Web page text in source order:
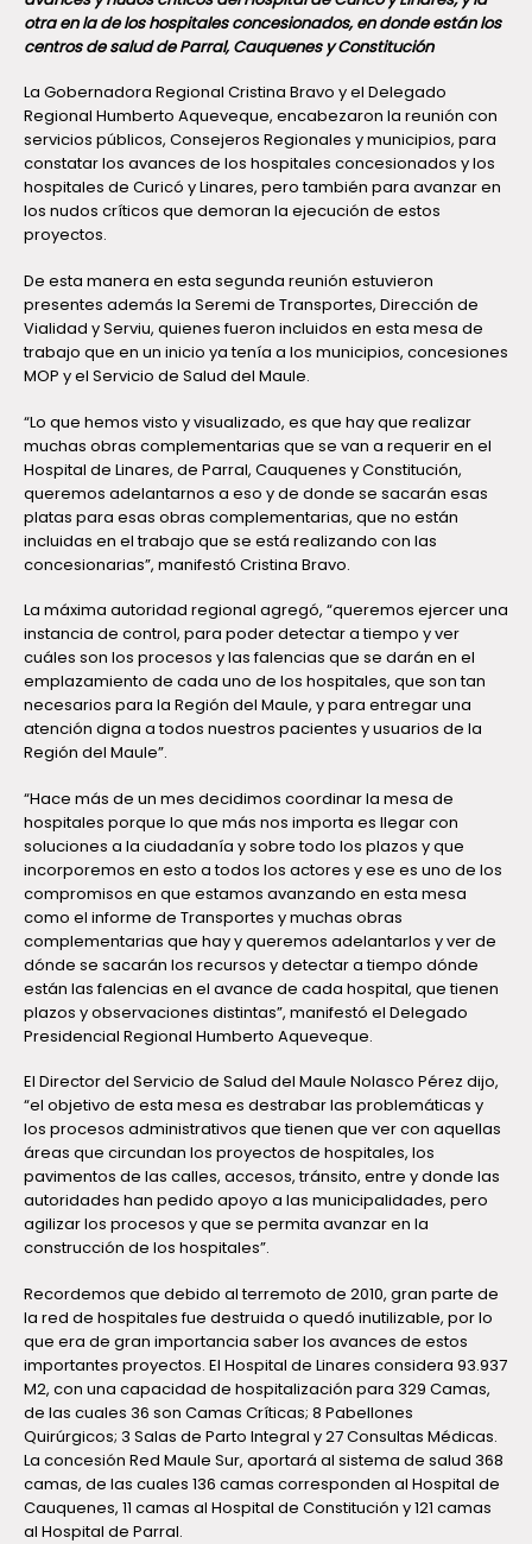
otra en la de los hospitales concesionados, en donde están los
centros de salud de Parral, Cauquenes y Constitución
La Gobernadora Regional Cristina Bravo y el Delegado
Regional Humberto Aqueveque, encabezaron la reunión con
servicios públicos, Consejeros Regionales y municipios, para
constatar los avances de los hospitales concesionados y los
hospitales de Curicó y Linares, pero también para avanzar en
los nudos críticos que demoran la ejecución de estos
proyectos.
De esta manera en esta segunda reunión estuvieron
presentes además la Seremi de Transportes, Dirección de
Vialidad y Serviu, quienes fueron incluidos en esta mesa de
trabajo que en un inicio ya tenía a los municipios, concesiones
MOP y el Servicio de Salud del Maule.
“Lo que hemos visto y visualizado, es que hay que realizar
muchas obras complementarias que se van a requerir en el
Hospital de Linares, de Parral, Cauquenes y Constitución,
queremos adelantarnos a eso y de donde se sacarán esas
platas para esas obras complementarias, que no están
incluidas en el trabajo que se está realizando con las
concesionarias”, manifestó Cristina Bravo.
La máxima autoridad regional agregó, “queremos ejercer una
instancia de control, para poder detectar a tiempo y ver
cuáles son los procesos y las falencias que se darán en el
emplazamiento de cada uno de los hospitales, que son tan
necesarios para la Región del Maule, y para entregar una
atención digna a todos nuestros pacientes y usuarios de la
Región del Maule”.
“Hace más de un mes decidimos coordinar la mesa de
hospitales porque lo que más nos importa es llegar con
soluciones a la ciudadanía y sobre todo los plazos y que
incorporemos en esto a todos los actores y ese es uno de los
compromisos en que estamos avanzando en esta mesa
como el informe de Transportes y muchas obras
complementarias que hay y queremos adelantarlos y ver de
dónde se sacarán los recursos y detectar a tiempo dónde
están las falencias en el avance de cada hospital, que tienen
plazos y observaciones distintas”, manifestó el Delegado
Presidencial Regional Humberto Aqueveque.
El Director del Servicio de Salud del Maule Nolasco Pérez dijo,
“el objetivo de esta mesa es destrabar las problemáticas y
los procesos administrativos que tienen que ver con aquellas
áreas que circundan los proyectos de hospitales, los
pavimentos de las calles, accesos, tránsito, entre y donde las
autoridades han pedido apoyo a las municipalidades, pero
agilizar los procesos y que se permita avanzar en la
construcción de los hospitales”.
Recordemos que debido al terremoto de 2010, gran parte de
la red de hospitales fue destruida o quedó inutilizable, por lo
que era de gran importancia saber los avances de estos
importantes proyectos. El Hospital de Linares considera 93.937
M2, con una capacidad de hospitalización para 329 Camas,
de las cuales 36 son Camas Críticas; 8 Pabellones
Quirúrgicos; 3 Salas de Parto Integral y 27 Consultas Médicas.
La concesión Red Maule Sur, aportará al sistema de salud 368
camas, de las cuales 136 camas corresponden al Hospital de
Cauquenes, 11 camas al Hospital de Constitución y 121 camas
al Hospital de Parral.